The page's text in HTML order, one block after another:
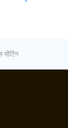
मीटिंग